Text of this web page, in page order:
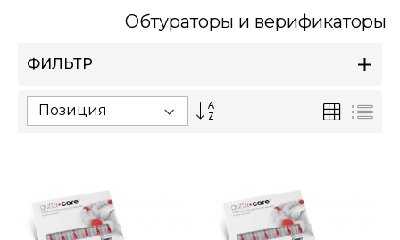
Обтураторы и верификаторы
ФИЛЬТР
Сортируется
Сетка